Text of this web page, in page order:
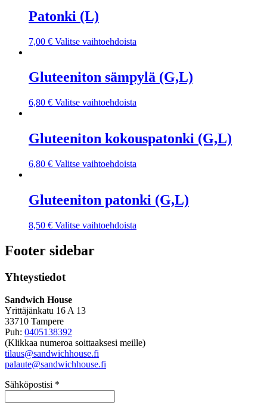
Patonki (L)
7,00 € Valitse vaihtoehdoista
Gluteeniton sämpylä (G,L)
6,80 € Valitse vaihtoehdoista
Gluteeniton kokouspatonki (G,L)
6,80 € Valitse vaihtoehdoista
Gluteeniton patonki (G,L)
8,50 € Valitse vaihtoehdoista
Footer sidebar
Yhteystiedot
Sandwich House
Yrittäjänkatu 16 A 13
33710 Tampere
Puh: 0405138392
(Klikkaa numeroa soittaaksesi meille)
tilaus@sandwichhouse.fi
palaute@sandwichhouse.fi
Sähköpostisi *